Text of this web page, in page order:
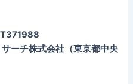
ーチ株式会社（東京都中央